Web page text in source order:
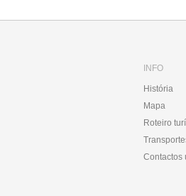
INFO
História
Mapa
Roteiro
Contactos